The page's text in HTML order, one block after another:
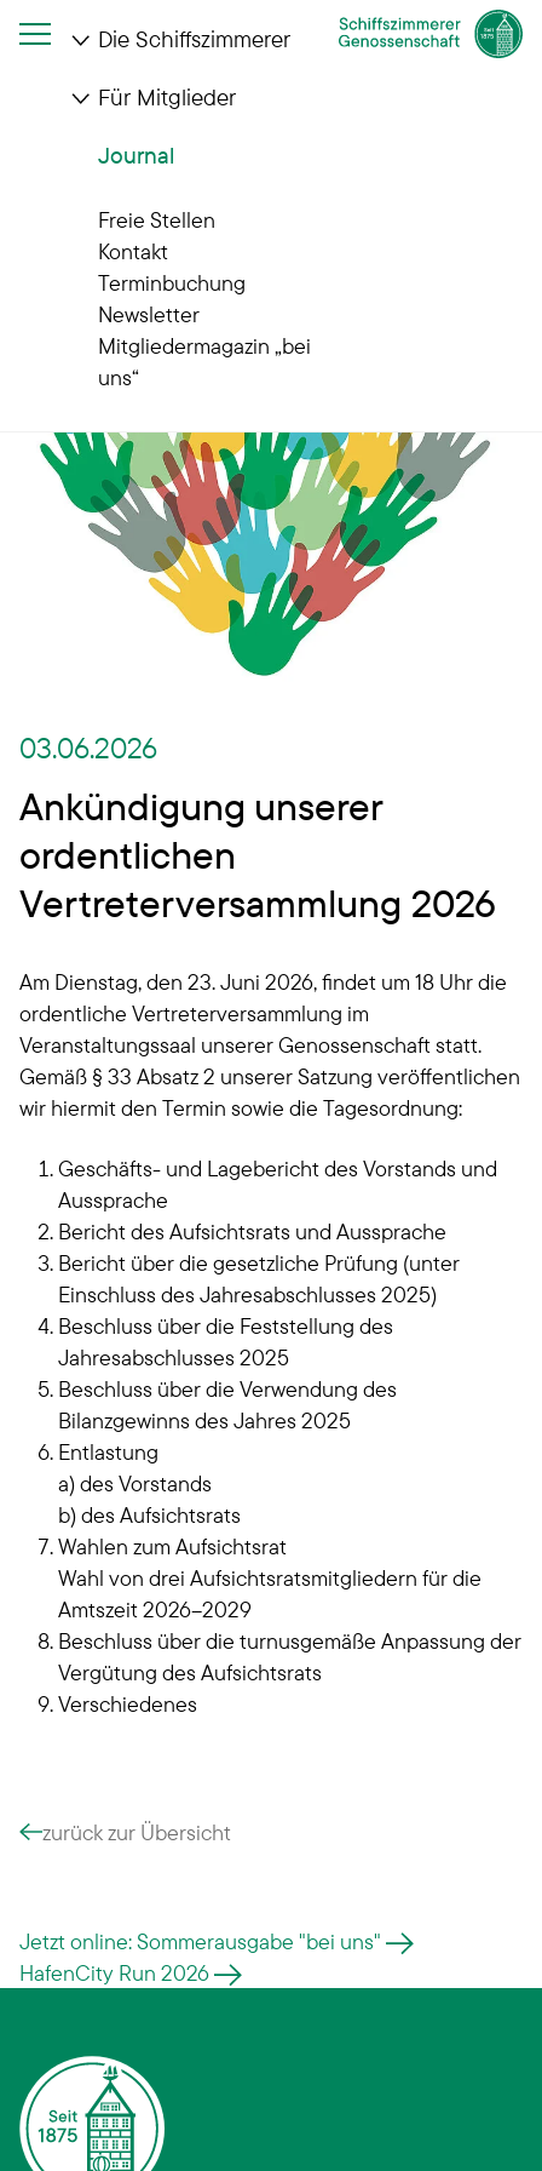
Die Schiffszimmerer
Für Mitglieder
Journal
Freie Stellen
Kontakt
Terminbuchung
Newsletter
Mitgliedermagazin „bei
uns“
Startseite
Journal
03.06.2026
Ankündigung unserer
ordentlichen
Vertreterversammlung 2026
Am Dienstag, den 23. Juni 2026, findet um 18 Uhr die
ordentliche Vertreterversammlung im
Veranstaltungssaal unserer Genossenschaft statt.
Gemäß § 33 Absatz 2 unserer Satzung veröffentlichen
wir hiermit den Termin sowie die Tagesordnung:
Geschäfts- und Lagebericht des Vorstands und
Aussprache
Bericht des Aufsichtsrats und Aussprache
Bericht über die gesetzliche Prüfung (unter
Einschluss des Jahresabschlusses 2025)
Beschluss über die Feststellung des
Jahresabschlusses 2025
Beschluss über die Verwendung des
Bilanzgewinns des Jahres 2025
Entlastung
a) des Vorstands
b) des Aufsichtsrats
Wahlen zum Aufsichtsrat
Wahl von drei Aufsichtsratsmitgliedern für die
Amtszeit 2026–2029
Beschluss über die turnusgemäße Anpassung der
Vergütung des Aufsichtsrats
Verschiedenes
zurück zur Übersicht
Jetzt online: Sommerausgabe "bei uns"
HafenCity Run 2026